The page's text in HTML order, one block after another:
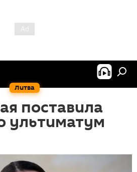
Литва
поставила
ультиматум